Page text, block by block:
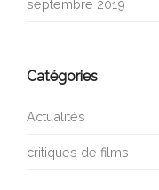
septembre 2019
Catégories
Actualités
critiques de films